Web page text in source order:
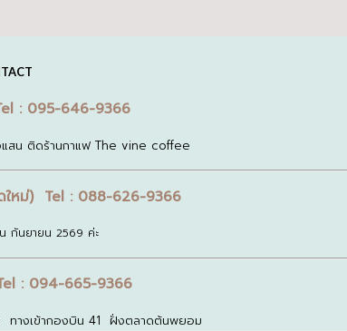
: 095-646-9366
แสน ติดร้านกาแฟ The vine coffee
ใหม่) Tel : 088-626-9366
กันยายน 2569 ค่ะ
: 094-665-9366
ทางเข้ากองบิน 41 ฝั่งตลาดต้นพยอม